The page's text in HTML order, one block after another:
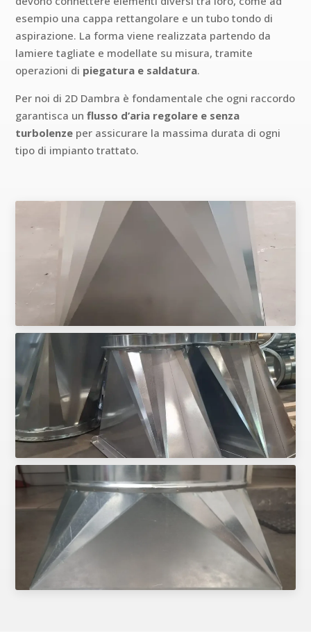
esempio una cappa rettangolare e un tubo tondo di
aspirazione. La forma viene realizzata partendo da
lamiere tagliate e modellate su misura, tramite
operazioni di piegatura e saldatura.
Per noi di 2D Dambra è fondamentale che ogni raccordo
garantisca unflusso d’aria regolare e senza
turbolenze per assicurare la massima durata di ogni
tipo di impianto trattato.